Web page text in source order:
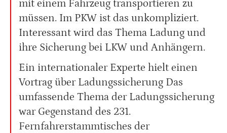
mit einem Fahrzeug transportieren zu
müssen. Im PKW ist das unkompliziert.
Interessant wird das Thema Ladung und
ihre Sicherung bei LKW und Anhängern.
Ein internationaler Experte hielt einen
Vortrag über Ladungssicherung Das
umfassende Thema der Ladungssicherung
war Gegenstand des 231.
Fernfahrerstammtisches der